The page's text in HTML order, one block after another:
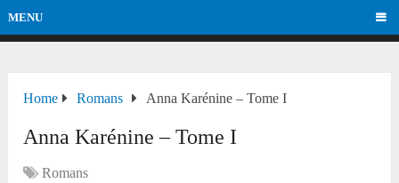
MENU
Home Romans Anna Karénine – Tome I
Anna Karénine – Tome I
Romans